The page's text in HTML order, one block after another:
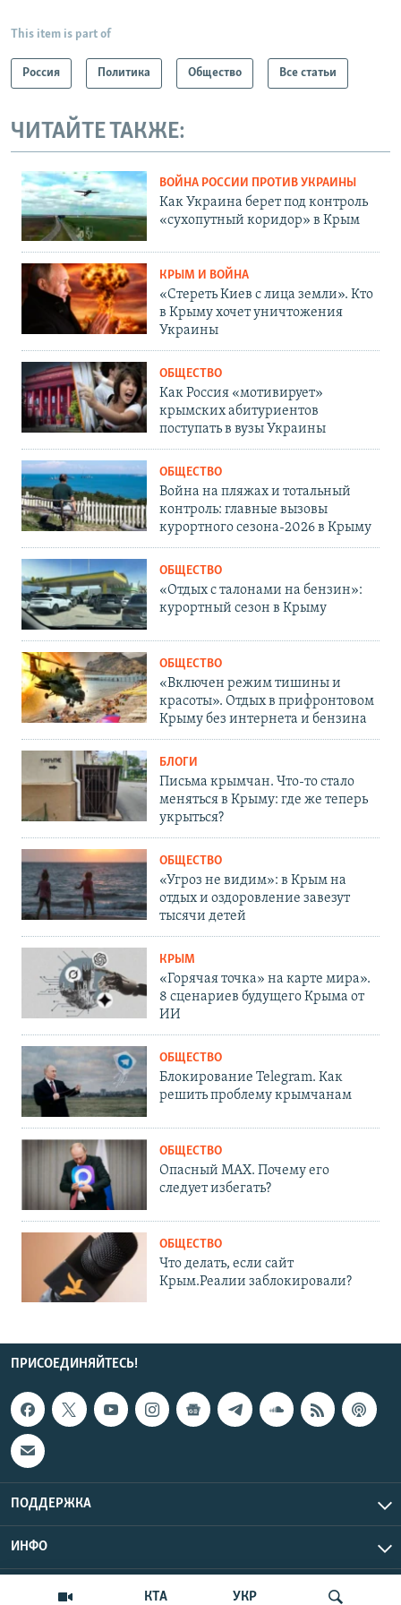
КТА УКР
This item is part of
Россия Политика Общество Все статьи
ЧИТАЙТЕ ТАКЖЕ:
ВОЙНА РОССИИ ПРОТИВ УКРАИНЫ
Как Украина берет под контроль
«сухопутный коридор» в Крым
КРЫМ И ВОЙНА
«Стереть Киев с лица земли». Кто
в Крыму хочет уничтожения
Украины
ОБЩЕСТВО
Как Россия «мотивирует»
крымских абитуриентов
поступать в вузы Украины
ОБЩЕСТВО
Война на пляжах и тотальный
контроль: главные вызовы
курортного сезона-2026 в Крыму
ОБЩЕСТВО
«Отдых с талонами на бензин»:
курортный сезон в Крыму
ОБЩЕСТВО
«Включен режим тишины и
красоты». Отдых в прифронтовом
Крыму без интернета и бензина
БЛОГИ
Письма крымчан. Что-то стало
меняться в Крыму: где же теперь
укрыться?
ОБЩЕСТВО
«Угроз не видим»: в Крым на
отдых и оздоровление завезут
тысячи детей
КРЫМ
«Горячая точка» на карте мира».
8 сценариев будущего Крыма от
ИИ
ОБЩЕСТВО
Блокирование Telegram. Как
решить проблему крымчанам
ОБЩЕСТВО
Опасный MAX. Почему его
следует избегать?
ОБЩЕСТВО
Что делать, если сайт
Крым.Реалии заблокировали?
ПРИСОЕДИНЯЙТЕСЬ!
ПОДДЕРЖКА
ИНФО
Copyright Крым.Реалии, 2026 | Все права защищены.
UTC+3